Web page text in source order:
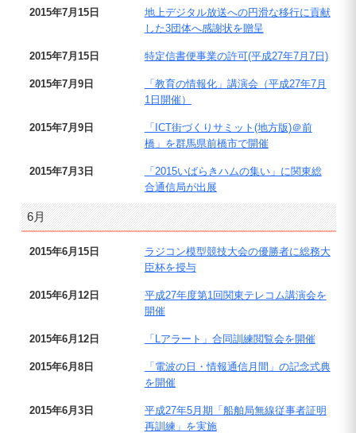
2015年7月15日
地上デジタル放送への円滑な移行に貢献
した3団体へ感謝状を贈呈
2015年7月15日 特定信書便事業の許可(平成27年7月7日)
2015年7月9日
「教育の情報化」講演会（平成27年7月
1日開催）
2015年7月9日
「ICT街づくりサミット(地方版)＠前
橋」を群馬県前橋市で開催
2015年7月3日
「2015いばらきハムの集い」に関東総
合通信局が出展
6月
2015年6月15日
ラジコン模型競技大会の優勝者に総務大
臣杯を授与
2015年6月12日
平成27年度第1回関東テレコム講演会を
開催
2015年6月12日 「Lアラート」合同訓練閲覧会を開催
2015年6月8日
「電波の日・情報通信月間」の記念式典
を開催
2015年6月3日
平成27年5月期「船舶局無線従事者証明
再訓練」を実施